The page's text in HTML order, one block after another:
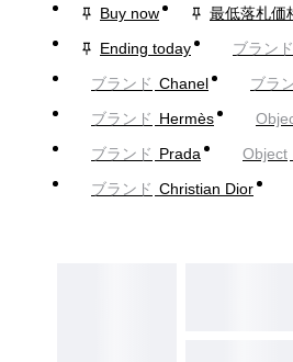
Buy now
最低落札価
Ending today
ブランド
ブランド Chanel ブラ
ブランド Hermès
ブランド Prada Object
ブランド Christian Dior